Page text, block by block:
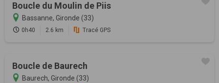
Boucle du Moulin de Piis
Bassanne, Gironde (33)
0h40 2.6 km Tracé GPS
Boucle de Baurech
Baurech, Gironde (33)